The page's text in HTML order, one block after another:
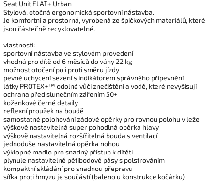
Seat Unit FLAT+ Urban
Stylová, otočná ergonomická sportovní nástavba.
Je komfortní a prostorná, vyrobená ze špičkových materiálů, které
jsou částečně recyklovatelné.
vlastnosti:
sportovní nástavba ve stylovém provedení
vhodná pro dítě od 6 měsíců do váhy 22 kg
možnost otočení po i proti směru jízdy
pevné uchycení sezení s indikátorem správného připevnění
látky PROTEX+™ odolné vůči znečištění a vodě, které nevyšisují
ochrana před slunečním zářením 50+
koženkové černé detaily
reflexní proužek na boudě
samostatné polohování zádové opěrky pro rovnou polohu v leže
výškově nastavitelná super pohodlná opěrka hlavy
výškově nastavitelná rozšířitelná bouda s ventilací
jednoduše nastavitelná opěrka nohou
výklopné madlo pro snadný přístup k dítěti
plynule nastavitelné pětibodové pásy s polstrováním
kompaktní skládání pro snadnou přepravu
síťka proti hmyzu je součástí (baleno u konstrukce kočárku)